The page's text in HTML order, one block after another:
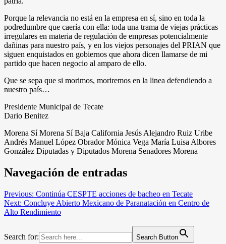
Porque la relevancia no está en la empresa en sí, sino en toda la
podredumbre que caería con ella: toda una trama de viejas prácticas
irregulares en materia de regulación de empresas potencialmente
dañinas para nuestro país, y en los viejos personajes del PRIAN que
siguen enquistados en gobiernos que ahora dicen llamarse de mi
partido que hacen negocio al amparo de ello.
Que se sepa que si morimos, moriremos en la linea defendiendo a
nuestro país…
Presidente Municipal de Tecate
Dario Benitez
Morena Sí Morena Sí Baja California Jesús Alejandro Ruiz Uribe
Andrés Manuel López Obrador Mónica Vega María Luisa Albores
González Diputadas y Diputados Morena Senadores Morena
Navegación de entradas
Previous: Continúa CESPTE acciones de bacheo en Tecate
Next: Concluye Abierto Mexicano de Paranatación en Centro de
Alto Rendimiento
Search for: Search Button